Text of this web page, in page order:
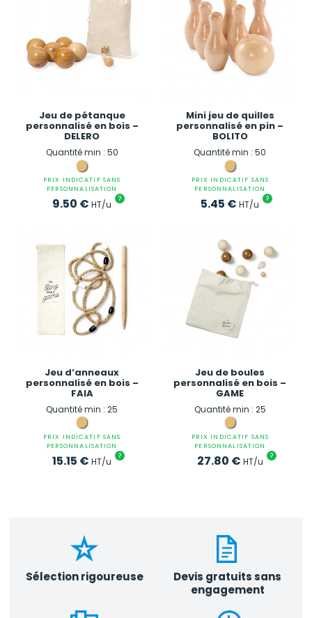
Jeu de pétanque
personnalisé en bois –
DELERO
Quantité min : 50
PRIX INDICATIF SANS
PERSONNALISATION
9.50 € HT/u ?
Mini jeu de quilles
personnalisé en pin –
BOLITO
Quantité min : 50
PRIX INDICATIF SANS
PERSONNALISATION
5.45 € HT/u ?
Jeu d’anneaux
personnalisé en bois –
FAIA
Quantité min : 25
PRIX INDICATIF SANS
PERSONNALISATION
15.15 € HT/u ?
Jeu de boules
personnalisé en bois –
GAME
Quantité min : 25
PRIX INDICATIF SANS
PERSONNALISATION
27.80 € HT/u ?
Sélection rigoureuse
Devis gratuits sans
engagement